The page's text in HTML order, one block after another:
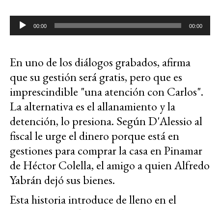
Reproductor
de
00:00 00:00
En uno de los diálogos grabados, afirma
que su gestión será gratis, pero que es
imprescindible "una atención con Carlos".
La alternativa es el allanamiento y la
detención, lo presiona. Según D'Alessio al
fiscal le urge el dinero porque está en
gestiones para comprar la casa en Pinamar
de Héctor Colella, el amigo a quien Alfredo
Yabrán dejó sus bienes.
Esta historia introduce de lleno en el